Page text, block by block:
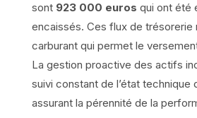
sont 923 000 euros qui ont été
encaissés. Ces flux de trésorerie
carburant qui permet le
La gestion proactive des actifs
suivi constant de l’état technique
assurant la pérennité de la